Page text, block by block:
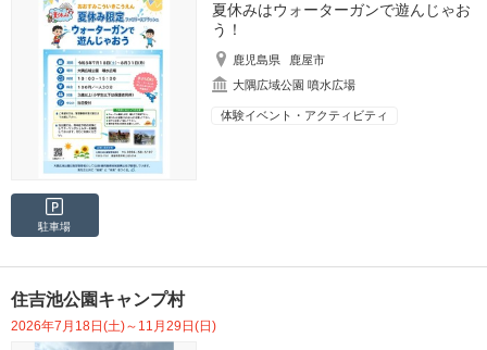
夏休みはウォーターガンで遊んじゃお
う！
鹿児島県
鹿屋市
大隅広域公園 噴水広場
体験イベント・アクティビティ
駐車場
住吉池公園キャンプ村
2026年7月18日(土)～11月29日(日)